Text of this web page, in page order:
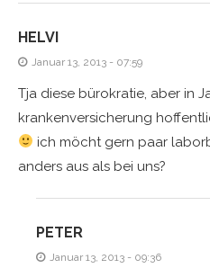
HELVI
Januar 13, 2013 - 07:59
Tja diese bürokratie, aber in
krankenversicherung
ich möcht gern paar
anders aus als bei uns?
PETER
Januar 13, 2013 - 09:36